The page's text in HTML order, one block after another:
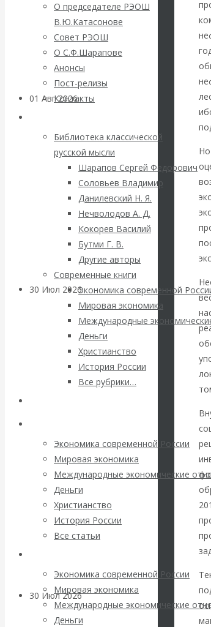
О председателе РЭОШ
В.Ю.Катасонове
Совет РЭОШ
О С.Ф.Шарапове
Анонсы
Пост-релизы
Контакты
Библиотека классической
русской мысли
Шарапов Сергей Федорович
Соловьев Владимир
Данилевский Н. Я.
Нечволодов А. Д.
Кокорев Василий
Бутми Г. В.
Другие авторы
Современные книги
Экономика современной
Мировая экономика
Международные
Деньги
Христианство
История России
Все рубрики…
Экономика современной России
Мировая экономика
Международные экономические
Деньги
Христианство
История России
Все статьи
Экономика современной России
Мировая экономика
Международные экономические
Деньги
банковских
счетов
01 Авг 2026Геополитика
ВАлентин
Катасонов.
Саммит НАТО в
Турции: Drang
nach Osten
30 Июл 2026Банки
Валентин
Катасонов. Кто
определяет
финансовых
рынках?
Минфины хотят
быть главнее
30 Июл 2026Цифровая
экономика